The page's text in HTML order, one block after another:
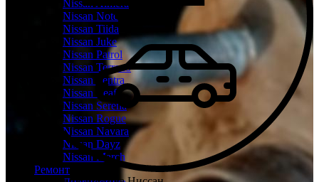
Nissan Almera
Nissan Note
Nissan Tiida
Nissan Juke
Nissan Patrol
Nissan Terrano
Nissan Sentra
Nissan Leaf
Nissan Serena
Nissan Rogue
Nissan Navara
Nissan Dayz
Nissan March
Ремонт